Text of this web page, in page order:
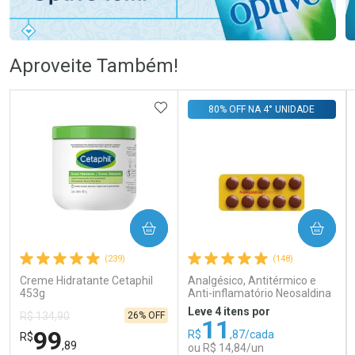
Comprar sem Desconto
Comprar sem Desconto
Comprar sem Desconto
Por R$ 106,99/cada
Comprar sem Desconto
Por R$ 106,99/cada
Aproveite Também!
(239)
Creme Hidratante Cetaphil
453g
R$ 134,90
R$99,89
26% OFF
ADICIONAR AOS FAVORITOS
COMPRAR
(148)
Analgésico, Antitérmico e
Anti-inflamatório Neosaldina
30mg + 300mg + 30mg 10
Drágeas
80% OFF NA 4° UNIDADE
Leve 4 itens por
R$11 ,87/cada
ou R$ 14,84/un
COMPRAR